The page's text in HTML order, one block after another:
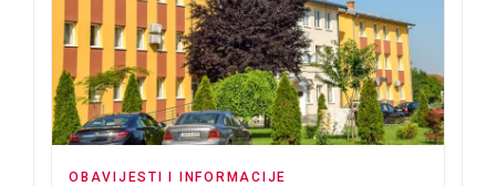
OBAVIJESTI I INFORMACIJE